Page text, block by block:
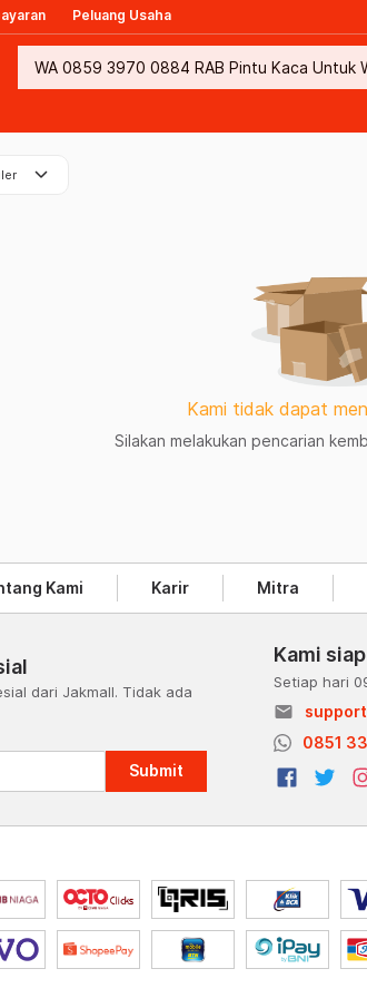
Peluang Usaha
keyboard_arrow_down
Kami tidak dapat
Silakan melakukan pencarian
Kami Karir Mitra
dari Jakmall. Tidak ada
Submit
Kami
Setiap hari
email
0851